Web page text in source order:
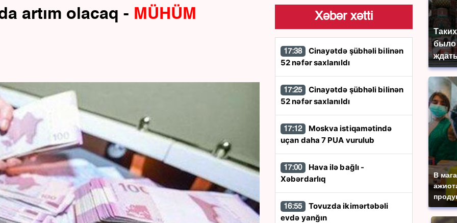
было
В
artım olacaq - MÜHÜM
Xəbər xətti
17:38
52 nəfər saxlanıldı
17:25
52 nəfər saxlanıldı
17:12
uçan daha 7 PUA vurulub
17:00
Xəbərdarlıq
16:55
evdə yanğın